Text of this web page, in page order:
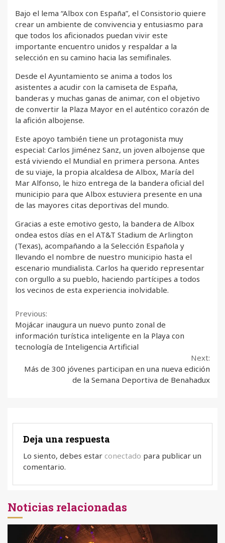
Bajo el lema “Albox con España”, el Consistorio quiere
crear un ambiente de convivencia y entusiasmo para
que todos los aficionados puedan vivir este
importante encuentro unidos y respaldar a la
selección en su camino hacia las semifinales.
Desde el Ayuntamiento se anima a todos los
asistentes a acudir con la camiseta de España,
banderas y muchas ganas de animar, con el objetivo
de convertir la Plaza Mayor en el auténtico corazón de
la afición albojense.
Este apoyo también tiene un protagonista muy
especial: Carlos Jiménez Sanz, un joven albojense que
está viviendo el Mundial en primera persona. Antes
de su viaje, la propia alcaldesa de Albox, María del
Mar Alfonso, le hizo entrega de la bandera oficial del
municipio para que Albox estuviera presente en una
de las mayores citas deportivas del mundo.
Gracias a este emotivo gesto, la bandera de Albox
ondea estos días en el AT&T Stadium de Arlington
(Texas), acompañando a la Selección Española y
llevando el nombre de nuestro municipio hasta el
escenario mundialista. Carlos ha querido representar
con orgullo a su pueblo, haciendo partícipes a todos
los vecinos de esta experiencia inolvidable.
Continue
Reading
Previous:
Mojácar inaugura un nuevo punto zonal de
información turística inteligente en la Playa con
tecnología de Inteligencia Artificial
Next:
Más de 300 jóvenes participan en una nueva edición
de la Semana Deportiva de Benahadux
Deja una respuesta
Lo siento, debes estar conectado para publicar un
comentario.
Noticias relacionadas